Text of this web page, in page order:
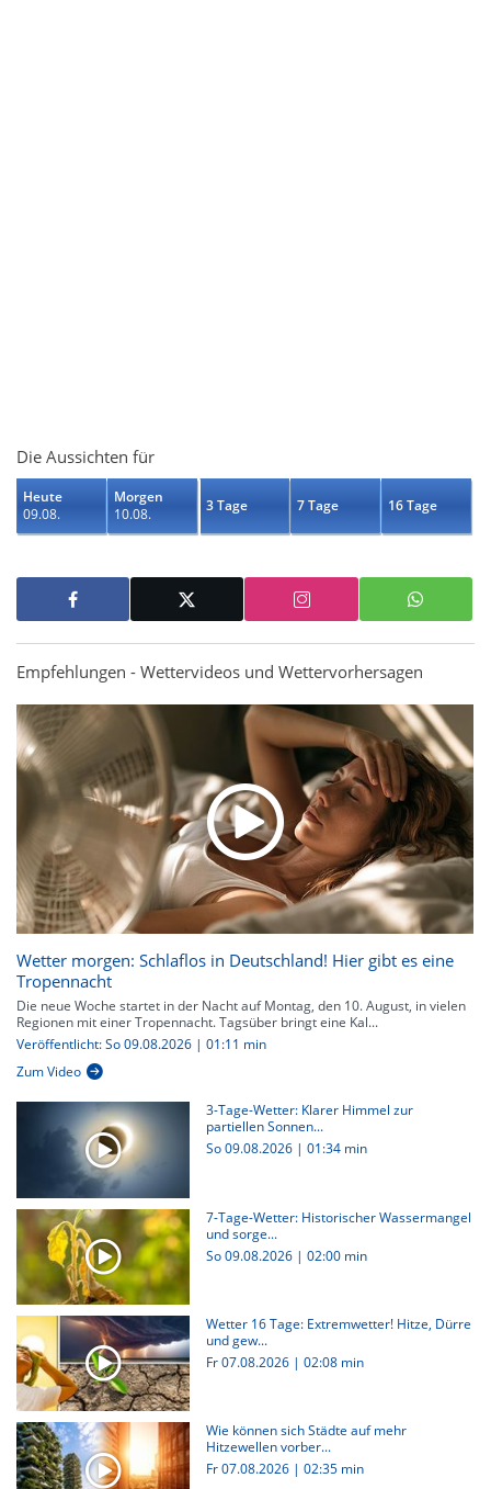
Die Aussichten für
Heute
09.08.
Morgen
10.08.
3 Tage 7 Tage 16 Tage
Empfehlungen - Wettervideos und Wettervorhersagen
Wetter morgen: Schlaflos in Deutschland! Hier gibt es eine
Tropennacht
Die neue Woche startet in der Nacht auf Montag, den 10. August, in vielen
Regionen mit einer Tropennacht. Tagsüber bringt eine Kal...
Veröffentlicht: So 09.08.2026 | 01:11 min
Zum Video
3-Tage-Wetter: Klarer Himmel zur
partiellen Sonnen...
So 09.08.2026 | 01:34 min
7-Tage-Wetter: Historischer Wassermangel
und sorge...
So 09.08.2026 | 02:00 min
Wetter 16 Tage: Extremwetter! Hitze, Dürre
und gew...
Fr 07.08.2026 | 02:08 min
Wie können sich Städte auf mehr
Hitzewellen vorber...
Fr 07.08.2026 | 02:35 min